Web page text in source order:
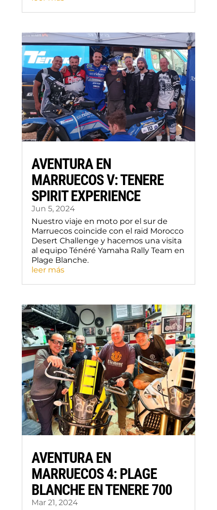
AVENTURA EN
MARRUECOS V: TENERE
SPIRIT EXPERIENCE
Jun 5, 2024
Nuestro viaje en moto por el sur de
Marruecos coincide con el raid Morocco
Desert Challenge y hacemos una visita
al equipo Ténéré Yamaha Rally Team en
Plage Blanche.
leer más
AVENTURA EN
MARRUECOS 4: PLAGE
BLANCHE EN TENERE 700
Mar 21, 2024